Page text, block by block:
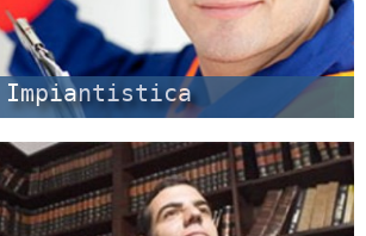
Impiantistica